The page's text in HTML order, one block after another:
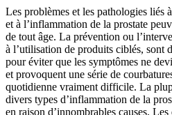
Les problèmes et les pathologies liés
et à l’inflammation de la prostate
de tout âge. La prévention ou
à l’utilisation de produits ciblés, sont
pour éviter que les symptômes ne
et provoquent une série de
quotidienne vraiment difficile. La
divers types d’inflammation de la
en raison d’innombrables causes. Les